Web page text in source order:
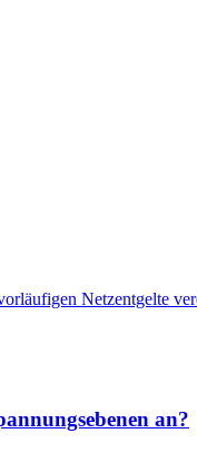
Netzentgelte
an?